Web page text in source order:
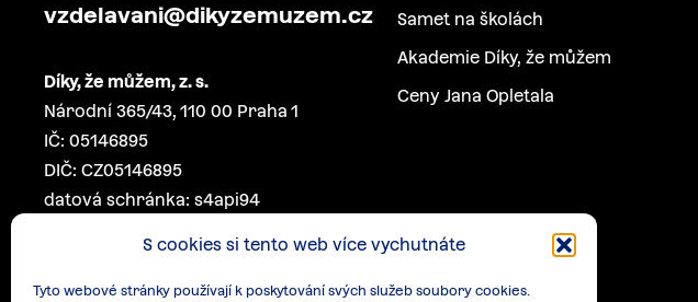
S cookies si tento web více vychutnáte
Tyto webové stránky používají k poskytování svých služeb soubory cookies.
vzdelavani@dikyzemuzem.cz
Díky, že můžem, z. s.
Národní 365/43, 110 00 Praha 1
IČ: 05146895
DIČ: CZ05146895
datová schránka: s4api94
Samet na školách
Akademie Díky, že můžem
Ceny Jana Opletala